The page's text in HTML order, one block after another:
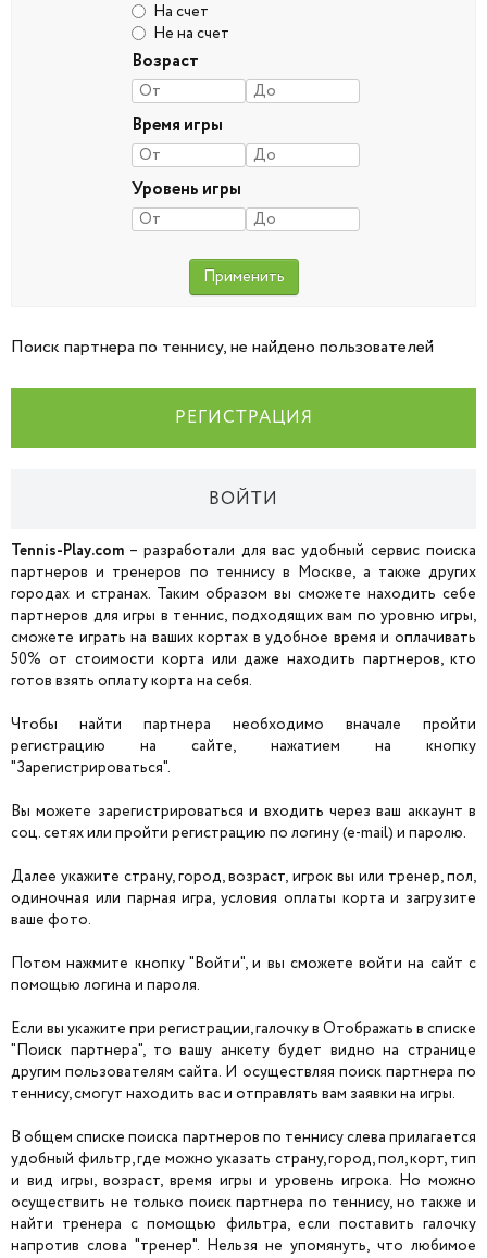
На счет
Не на счет
Возраст
Время игры
Уровень игры
Поиск партнера по теннису, не найдено пользователей
РЕГИСТРАЦИЯ
ВОЙТИ
Tennis-Play.com – разработали для вас удобный сервис поиска
партнеров и тренеров по теннису в Москве, а также других
городах и странах. Таким образом вы сможете находить себе
партнеров для игры в теннис, подходящих вам по уровню игры,
сможете играть на ваших кортах в удобное время и оплачивать
50% от стоимости корта или даже находить партнеров, кто
готов взять оплату корта на себя.
Чтобы найти партнера необходимо вначале пройти
регистрацию на сайте, нажатием на кнопку
"Зарегистрироваться".
Вы можете зарегистрироваться и входить через ваш аккаунт в
соц. сетях или пройти регистрацию по логину (e-mail) и паролю.
Далее укажите страну, город, возраст, игрок вы или тренер, пол,
одиночная или парная игра, условия оплаты корта и загрузите
ваше фото.
Потом нажмите кнопку "Войти", и вы сможете войти на сайт с
помощью логина и пароля.
Если вы укажите при регистрации, галочку в Отображать в списке
"Поиск партнера", то вашу анкету будет видно на странице
другим пользователям сайта. И осуществляя поиск партнера по
теннису, смогут находить вас и отправлять вам заявки на игры.
В общем списке поиска партнеров по теннису слева прилагается
удобный фильтр, где можно указать страну, город, пол, корт, тип
и вид игры, возраст, время игры и уровень игрока. Но можно
осуществить не только поиск партнера по теннису, но также и
найти тренера с помощью фильтра, если поставить галочку
напротив слова "тренер". Нельзя не упомянуть, что любимое